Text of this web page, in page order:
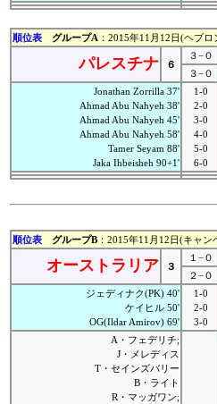
順位表 グループA ：2015年11月12日(ヘブ
パレスチナ ６
３−０
３−０
Jonathan Zorrilla 37'
Ahmad Abu Nahyeh 38'
Ahmad Abu Nahyeh 45'
Ahmad Abu Nahyeh 58'
Tamer Seyam 88'
Jaka Ihbeisheh 90+1'
1-0
2-0
3-0
4-0
5-0
6-0
順位表 グループB ：2015年11月12日(キャ
オーストラリア ３
１−０
２−０
ジェディナク(PK) 40'
ケイヒル 50'
OG(Ildar Amirov) 69'
1-0
2-0
3-0
A・フェデリチ;
J・メレディス
T・セインズバリー
B・ライト
R・マッガワン;